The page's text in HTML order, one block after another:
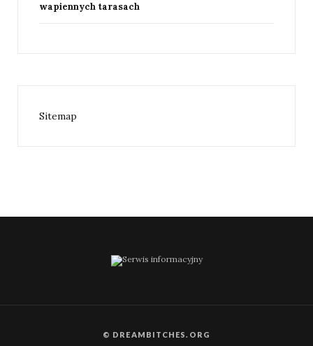
wapiennych tarasach
Sitemap
© DREAMBITCHES.ORG